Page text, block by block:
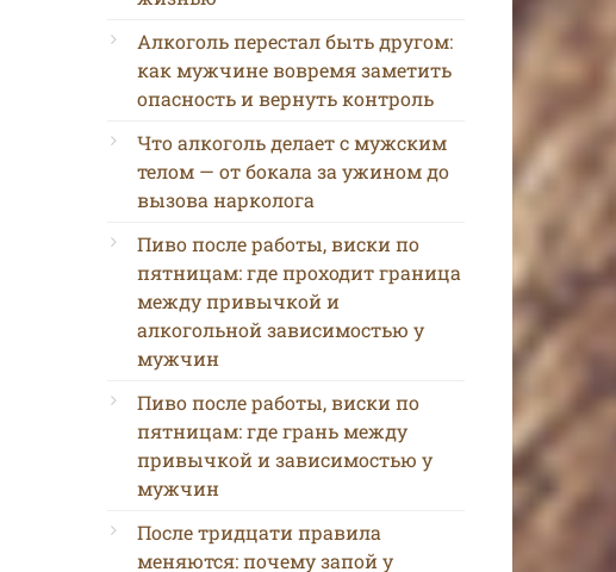
Алкоголь перестал быть другом:
как мужчине вовремя заметить
опасность и вернуть контроль
Что алкоголь делает с мужским
телом — от бокала за ужином до
вызова нарколога
Пиво после работы, виски по
пятницам: где проходит граница
между привычкой и
алкогольной зависимостью у
мужчин
Пиво после работы, виски по
пятницам: где грань между
привычкой и зависимостью у
мужчин
После тридцати правила
меняются: почему запой у